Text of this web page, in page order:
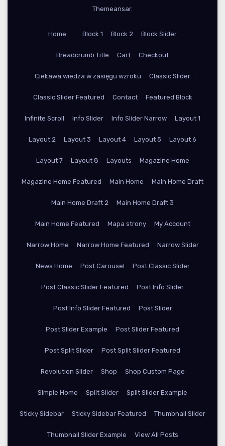
Themeansar.
Home Block 1 Block 2 Block Slider
Breadcrumb Title Cart Checkout
Ciekawa wiedza w zasięgu wzroku Classic Slider
Classic Slider Featured Contact Featured Block
Infinite Scroll Info Slider Info Slider Narrow Layout 1
Layout 2 Layout 3 Layout 4 Layout 5 Layout 6
Layout 7 Layout 8 Layouts Magazine Home
Magazine Home Featured Main Home Main Home Draft
Main Home Draft 2 Main Home Draft 3
Main Home Featured Mapa strony My Account
Narrow Home Narrow Home Featured Narrow Slider
News Home Post Carousel Post Classic Slider
Post Classic Slider Featured Post Info Slider
Post Info Slider Featured Post Slider
Post Slider Example Post Slider Featured
Post Split Slider Post Split Slider Featured
Revolution Slider Shop Shop Custom Page
Simple Home Split Slider Split Slider Example
Sticky Sidebar Sticky Sidebar Featured Thumbnail Slider
Thumbnail Slider Example View All Posts